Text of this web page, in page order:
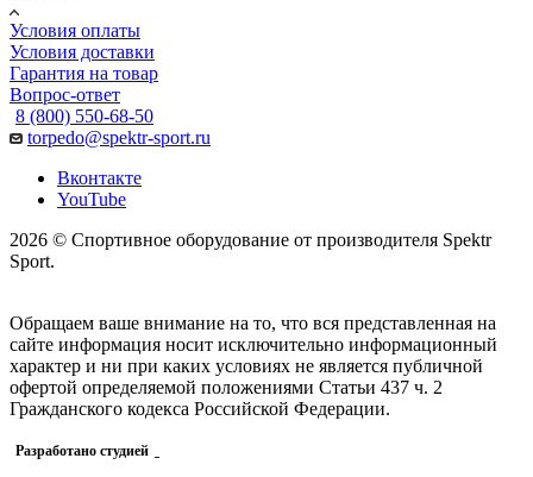
Условия оплаты
Условия доставки
Гарантия на товар
Вопрос-ответ
8 (800) 550-68-50
torpedo@spektr-sport.ru
Вконтакте
YouTube
2026 © Спортивное оборудование от производителя Spektr
Sport.
Обращаем ваше внимание на то, что вся представленная на
сайте информация носит исключительно информационный
характер и ни при каких условиях не является публичной
офертой определяемой положениями Статьи 437 ч. 2
Гражданского кодекса Российской Федерации.
Разработано студией